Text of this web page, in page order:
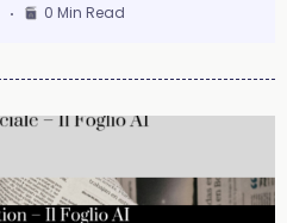
0 Min Read